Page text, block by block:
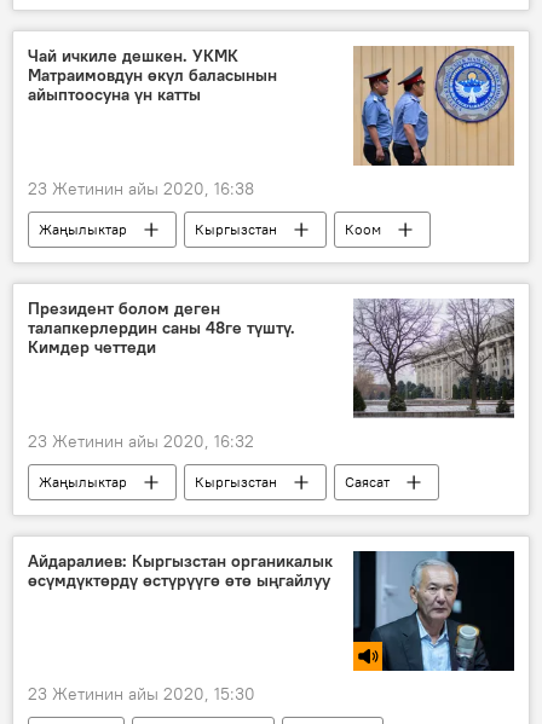
Кыргызстан
Дүйнөдө
Саясат
Окуялар
тайфун
Чай ичкиле дешкен. УКМК
Матраимовдун өкүл баласынын
айыптоосуна үн катты
23 Жетинин айы 2020, 16:38
Жаңылыктар Кыргызстан
Коом
Кара-Суу району
УКМК
тинтүү
доомат
Президент болом деген
талапкерлердин саны 48ге түштү.
Кимдер четтеди
23 Жетинин айы 2020, 16:32
Жаңылыктар Кыргызстан
Саясат
президенттик шайлоо
талапкер
Кыргызстандагы президенттик шайлоо – 2021
Айдаралиев: Кыргызстан органикалык
өсүмдүктөрдү өстүрүүгө өтө ыңгайлуу
23 Жетинин айы 2020, 15:30